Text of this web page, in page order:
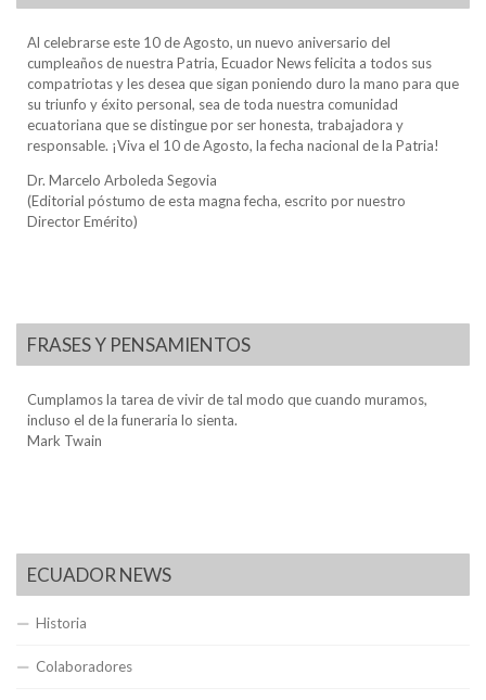
Al celebrarse este 10 de Agosto, un nuevo aniversario del
cumpleaños de nuestra Patria, Ecuador News felicita a todos sus
compatriotas y les desea que sigan poniendo duro la mano para que
su triunfo y éxito personal, sea de toda nuestra comunidad
ecuatoriana que se distingue por ser honesta, trabajadora y
responsable. ¡Viva el 10 de Agosto, la fecha nacional de la Patria!
Dr. Marcelo Arboleda Segovia
(Editorial póstumo de esta magna fecha, escrito por nuestro
Director Emérito)
FRASES Y PENSAMIENTOS
Cumplamos la tarea de vivir de tal modo que cuando muramos,
incluso el de la funeraria lo sienta.
Mark Twain
ECUADOR NEWS
Historia
Colaboradores